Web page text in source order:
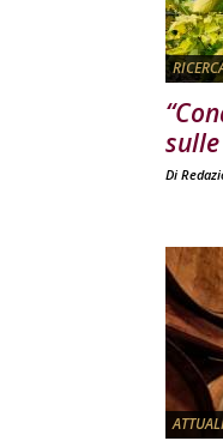
Di